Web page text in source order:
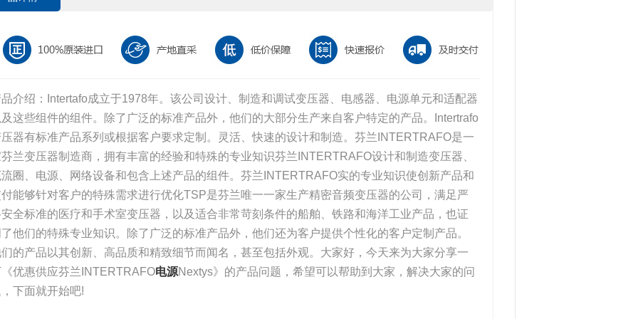
介绍：Intertafo成立于1978年。该公司设计、制造和调试变压器、电感器、电源单元和适配器
这些组件的组件。除了广泛的标准产品外，他们的大部分生产来自客户特定的产品。Intertrafo
器有标准产品系列或根据客户要求定制。灵活、快速的设计和制造。芬兰INTERTRAFO是一
兰变压器制造商，拥有丰富的经验和特殊的专业知识芬兰INTERTRAFO设计和制造变压器、
圈、电源、网络设备和包含上述产品的组件。芬兰INTERTRAFO实的专业知识使创新产品和
能够针对客户的特殊需求进行优化TSP是芬兰唯一一家生产精密音频变压器的公司，满足严
全标准的医疗和手术室变压器，以及适合非常苛刻条件的船舶、铁路和海洋工业产品，也证
他们的特殊专业知识。除了广泛的标准产品外，他们还为客户提供个性化的客户定制产品。
的产品以其创新、高品质和精致细节而闻名，甚至包括外观。大家好，今天来为大家分享一
优惠供应芬兰INTERTRAFO电源Nextys》的产品问题，希望可以帮助到大家，解决大家的问
下面就开始吧!